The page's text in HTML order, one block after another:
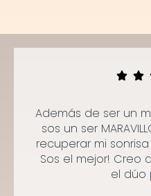
Además de ser un
sos un ser
recuperar mi
Sos el mejor! Creo
el dúo